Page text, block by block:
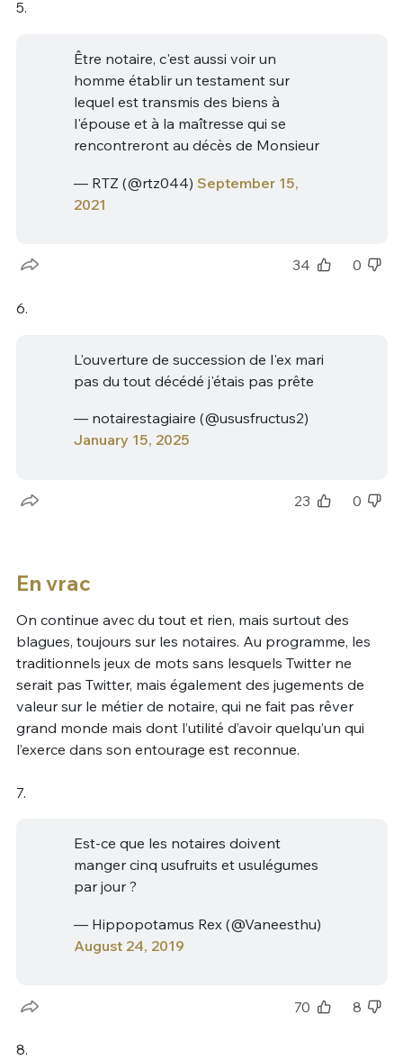
5.
Être notaire, c'est aussi voir un
homme établir un testament sur
lequel est transmis des biens à
l'épouse et à la maîtresse qui se
rencontreront au décès de Monsieur
— RTZ (@rtz044) September 15,
2021
34 0
6.
L'ouverture de succession de l'ex mari
pas du tout décédé j'étais pas prête
— notairestagiaire (@ususfructus2)
January 15, 2025
23 0
En vrac
On continue avec du tout et rien, mais surtout des
blagues, toujours sur les notaires. Au programme, les
traditionnels jeux de mots sans lesquels Twitter ne
serait pas Twitter, mais également des jugements de
valeur sur le métier de notaire, qui ne fait pas rêver
grand monde mais dont l’utilité d’avoir quelqu’un qui
l’exerce dans son entourage est reconnue.
7.
Est-ce que les notaires doivent
manger cinq usufruits et usulégumes
par jour ?
— Hippopotamus Rex (@Vaneesthu)
August 24, 2019
70 8
8.